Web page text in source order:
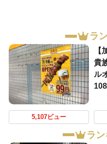
ラ
【
貴
ル
5,107ビュー
ラ